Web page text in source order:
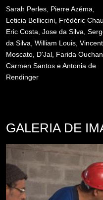
Sarah Perles, Pierre Azéma,
Leticia Belliccini, Frédéric Chau,
Eric Costa, Jose da Silva,
da Silva, William Louis, Vincent
Moscato, D'Jal, Farida
Carmen Santos e Antonia de
Rendinger
GALERIA DE